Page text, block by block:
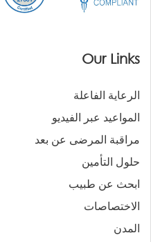
Our Links
الرعاية الفاعلة
المواعيد عبر الفيديو
مراقبة المرضى عن بعد
حلول التأمين
ابحث عن طبيب
الاختصاصات
المدن